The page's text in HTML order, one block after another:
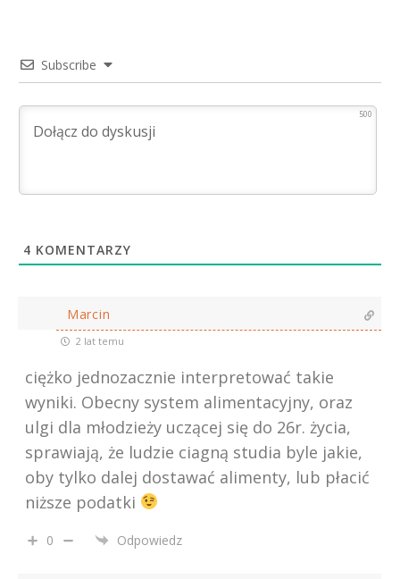
Subscribe
500
4 KOMENTARZY
Marcin
2 lat temu
ciężko jednozacznie interpretować takie
wyniki. Obecny system alimentacyjny, oraz
ulgi dla młodzieży uczącej się do 26r. życia,
sprawiają, że ludzie ciagną studia byle jakie,
oby tylko dalej dostawać alimenty, lub płacić
niższe podatki
0 Odpowiedz